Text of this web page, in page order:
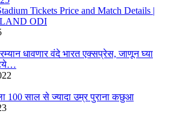
Tickets Price and Match Details |
ODI
धावणार वंदे भारत एक्सप्रेस, जाणून घ्या
100 साल से ज्यादा उम्र पुराना कछुआ